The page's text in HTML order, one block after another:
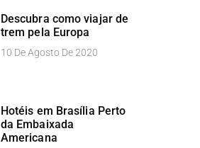
Descubra como viajar de
trem pela Europa
10 De Agosto De 2020
Hotéis em Brasília Perto
da Embaixada
Americana